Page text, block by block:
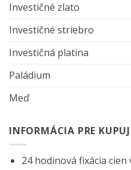
Investičné zlato
Investičné striebro
Investičná platina
Paládium
Meď
INFORMÁCIA PRE
24 hodinová fixácia